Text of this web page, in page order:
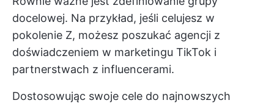
docelowej. Na przykład, jeśli celujesz w
pokolenie Z, możesz poszukać agencji z
doświadczeniem w marketingu TikTok i
partnerstwach z influencerami.
Dostosowując swoje cele do najnowszych